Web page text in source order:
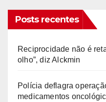
Posts recentes
Reciprocidade não é
olho”, diz Alckmin
Polícia deflagra
medicamentos